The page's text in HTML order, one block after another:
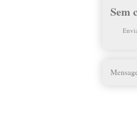
Sem